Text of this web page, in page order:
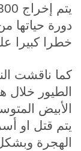
خطرا كبيرا
كما ناقشت
الطيور خلال
الأبيض
الهجرة